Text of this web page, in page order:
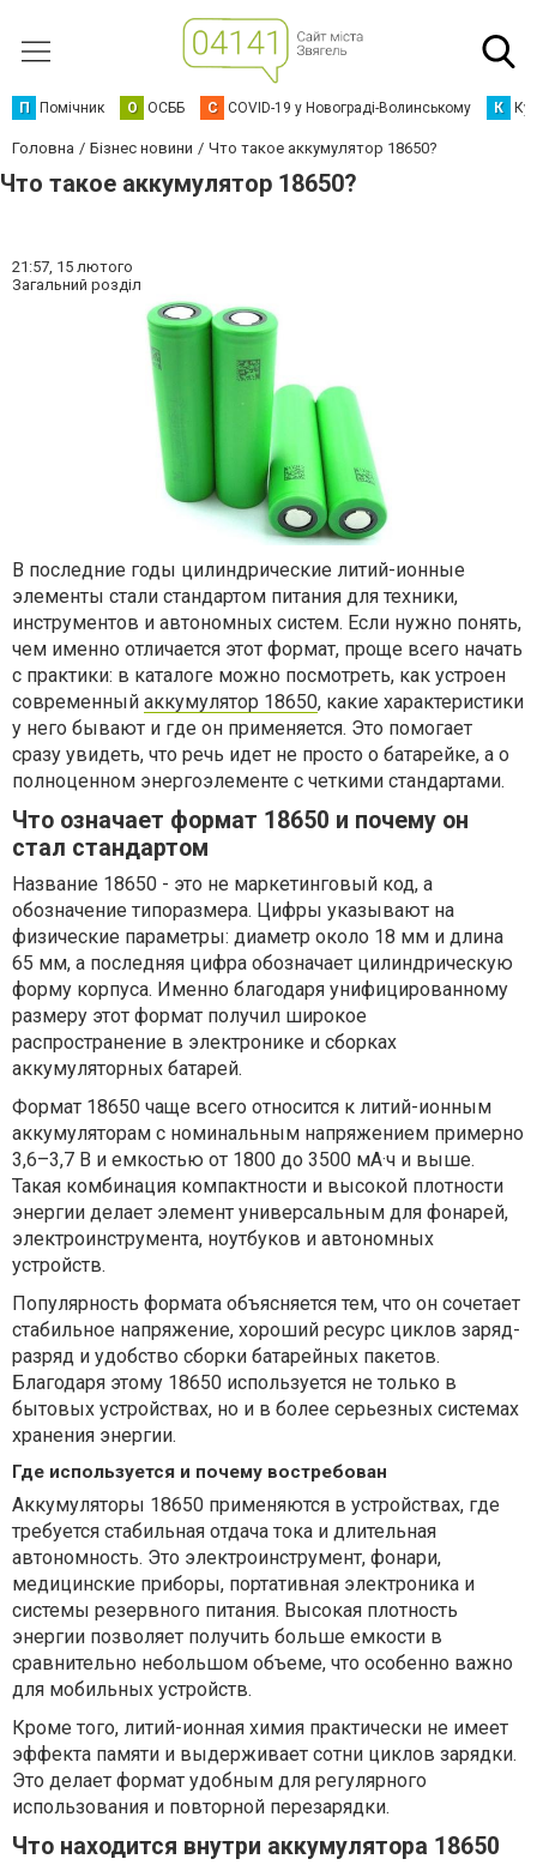
П Помічник О ОСББ C COVID-19 у Новограді-Волинському К
Головна Бізнес новини Что такое аккумулятор 18650?
Что такое аккумулятор 18650?
21:57, 15 лютого
Загальний розділ
В последние годы цилиндрические литий-ионные
элементы стали стандартом питания для техники,
инструментов и автономных систем. Если нужно понять,
чем именно отличается этот формат, проще всего начать
с практики: в каталоге можно посмотреть, как устроен
современный аккумулятор 18650, какие характеристики
у него бывают и где он применяется. Это помогает
сразу увидеть, что речь идет не просто о батарейке, а о
полноценном энергоэлементе с четкими стандартами.
Что означает формат 18650 и почему он
стал стандартом
Название 18650 - это не маркетинговый код, а
обозначение типоразмера. Цифры указывают на
физические параметры: диаметр около 18 мм и длина
65 мм, а последняя цифра обозначает цилиндрическую
форму корпуса. Именно благодаря унифицированному
размеру этот формат получил широкое
распространение в электронике и сборках
аккумуляторных батарей.
Формат 18650 чаще всего относится к литий-ионным
аккумуляторам с номинальным напряжением примерно
3,6–3,7 В и емкостью от 1800 до 3500 мА·ч и выше.
Такая комбинация компактности и высокой плотности
энергии делает элемент универсальным для фонарей,
электроинструмента, ноутбуков и автономных
устройств.
Популярность формата объясняется тем, что он сочетает
стабильное напряжение, хороший ресурс циклов заряд-
разряд и удобство сборки батарейных пакетов.
Благодаря этому 18650 используется не только в
бытовых устройствах, но и в более серьезных системах
хранения энергии.
Где используется и почему востребован
Аккумуляторы 18650 применяются в устройствах, где
требуется стабильная отдача тока и длительная
автономность. Это электроинструмент, фонари,
медицинские приборы, портативная электроника и
системы резервного питания. Высокая плотность
энергии позволяет получить больше емкости в
сравнительно небольшом объеме, что особенно важно
для мобильных устройств.
Кроме того, литий-ионная химия практически не имеет
эффекта памяти и выдерживает сотни циклов зарядки.
Это делает формат удобным для регулярного
использования и повторной перезарядки.
Что находится внутри аккумулятора 18650